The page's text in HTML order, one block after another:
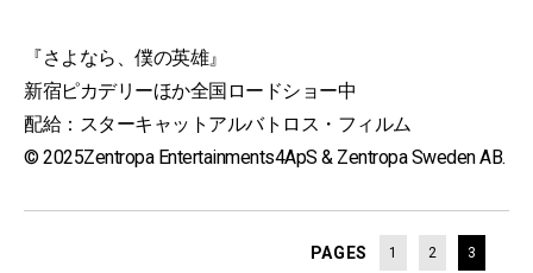
『さよなら、僕の英雄』
新宿ピカデリーほか全国ロードショー中
配給：スターキャットアルバトロス・フィルム
© 2025Zentropa Entertainments4ApS & Zentropa Sweden AB.
PAGES 1 2 3